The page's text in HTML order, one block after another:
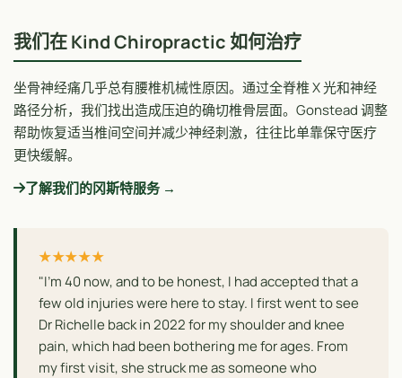
我们在 Kind Chiropractic 如何治疗
坐骨神经痛几乎总有腰椎机械性原因。通过全脊椎 X 光和神经
路径分析，我们找出造成压迫的确切椎骨层面。Gonstead 调整
帮助恢复适当椎间空间并减少神经刺激，往往比单靠保守医疗
更快缓解。
了解我们的冈斯特服务 →
★★★★★
"I'm 40 now, and to be honest, I had accepted that a
few old injuries were here to stay. I first went to see
Dr Richelle back in 2022 for my shoulder and knee
pain, which had been bothering me for ages. From
my first visit, she struck me as someone who